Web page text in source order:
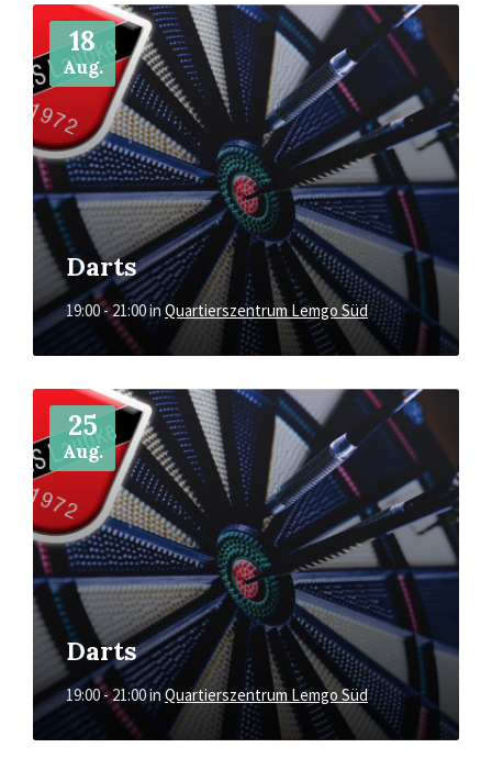
18
Aug.
Darts
19:00 - 21:00inQuartierszentrum Lemgo Süd
Mehr
25
Aug.
Darts
19:00 - 21:00inQuartierszentrum Lemgo Süd
Mehr